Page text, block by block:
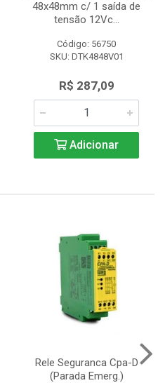
48x48mm c/ 1 saída de
tensão 12Vc...
Código: 56750
SKU: DTK4848V01
R$ 287,09
Adicionar
Rele Seguranca Cpa-D
(Parada Emerg.)